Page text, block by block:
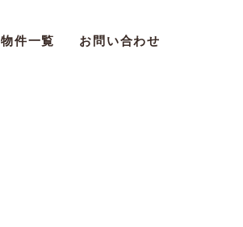
物件一覧 お問い合わせ